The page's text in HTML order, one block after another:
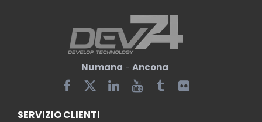
Numana - Ancona
SERVIZIO CLIENTI